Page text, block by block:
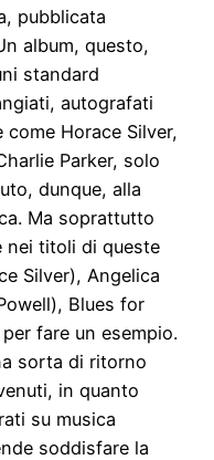
pubblicata
album, questo,
standard
autografati
come Horace Silver,
Parker, solo
dunque, alla
Ma soprattutto
nei titoli di queste
Silver), Angelica
Blues for
fare un esempio.
sorta di ritorno
in quanto
su musica
soddisfare la